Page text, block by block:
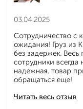
03.04.2025
Читать весь отзыв
Сотрудничество с
ожидания! Груз из
без задержек.
сотрудники всегда
надежная, товар
обращаться еще!